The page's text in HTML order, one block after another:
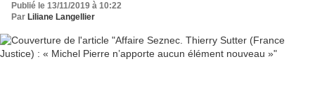
Publié le 13/11/2019 à 10:22
Par Liliane Langellier